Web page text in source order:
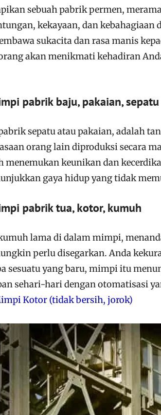
sebuah pabrik permen,
kekayaan, dan kebahagiaan
sukacita dan rasa manis
akan menikmati kehadiran
pabrik baju, pakaian, sepatu
sepatu atau pakaian, adalah
orang lain diproduksi secara
menemukan keunikan dan
gaya hidup yang tidak
pabrik tua, kotor, kumuh
lama di dalam mimpi,
perlu disegarkan. Anda
sesuatu yang baru, mimpi itu
sehari-hari dengan otomatisasi
Kotor (tidak bersih, jorok)